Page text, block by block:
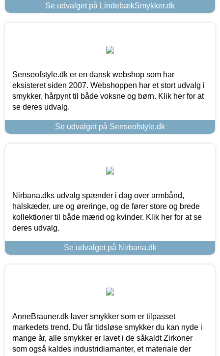
Se udvalget på LindebækSmykker.dk
Senseofstyle.dk er en dansk webshop som har
eksisteret siden 2007. Webshoppen har et stort udvalg i
smykker, hårpynt til både voksne og børn. Klik her for at
se deres udvalg.
Se udvalget på Senseofstyle.dk
Nirbana.dks udvalg spænder i dag over armbånd,
halskæder, ure og øreringe, og de fører store og brede
kollektioner til både mænd og kvinder. Klik her for at se
deres udvalg.
Se udvalget på Nirbana.dk
AnneBrauner.dk laver smykker som er tilpasset
markedets trend. Du får tidsløse smykker du kan nyde i
mange år, alle smykker er lavet i de såkaldt Zirkoner
som også kaldes industridiamanter, et materiale der